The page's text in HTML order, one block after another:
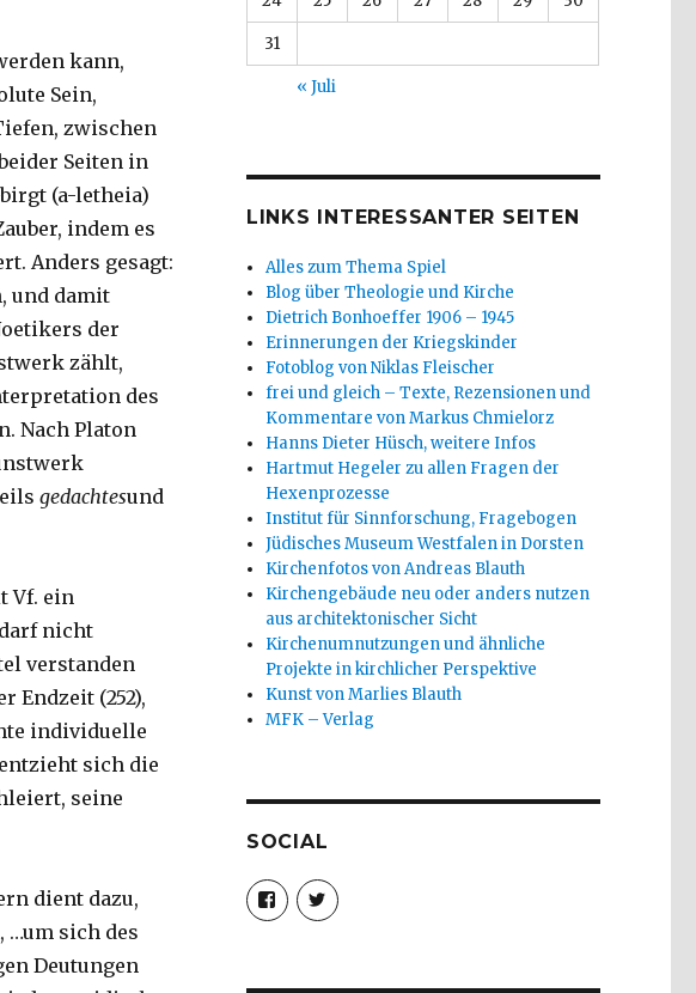
kann,
Sein,
zwischen
Seiten in
(a-letheia)
indem es
Anders gesagt:
und damit
der
zählt,
des
Nach Platon
gedachtesund
Vf. ein
nicht
verstanden
Endzeit (252),
individuelle
sich die
seine
dient dazu,
…um sich des
Deutungen
31
« Juli
LINKS INTERESSANTER SEITEN
Alles zum Thema Spiel
Blog über Theologie und Kirche
Dietrich Bonhoeffer 1906 – 1945
Erinnerungen der Kriegskinder
Fotoblog von Niklas Fleischer
frei und gleich – Texte, Rezensionen und
Kommentare von Markus Chmielorz
Hanns Dieter Hüsch, weitere Infos
Hartmut Hegeler zu allen Fragen der
Hexenprozesse
Institut für Sinnforschung, Fragebogen
Jüdisches Museum Westfalen in Dorsten
Kirchenfotos von Andreas Blauth
Kirchengebäude neu oder anders nutzen
aus architektonischer Sicht
Kirchenumnutzungen und ähnliche
Projekte in kirchlicher Perspektive
Kunst von Marlies Blauth
MFK – Verlag
SOCIAL
Profil
von
christoph.fleischer1
anzeigen
Profil
von
anzeigen